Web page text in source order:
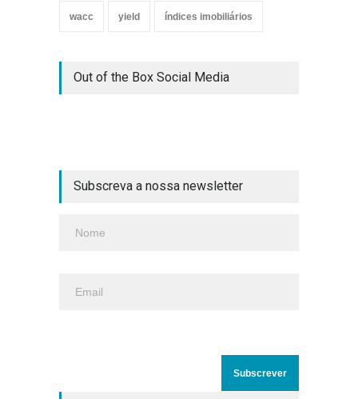
wacc yield índices imobiliários
Out of the Box Social Media
Subscreva a nossa newsletter